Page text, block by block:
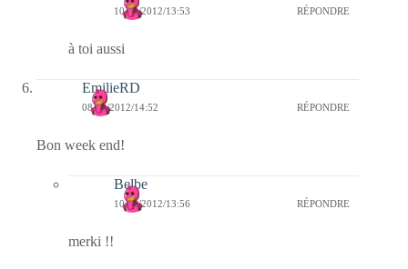
10/09/2012/13:53 RÉPONDRE
à toi aussi
EmilieRD
08/09/2012/14:52 RÉPONDRE
Bon week end!
Belbe
10/09/2012/13:56 RÉPONDRE
merki !!